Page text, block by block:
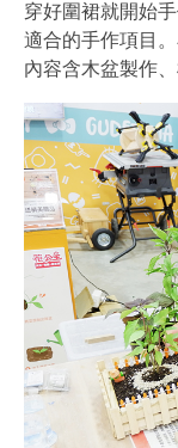
穿好圍裙就開始
適合的手作項目
內容含木盆製作